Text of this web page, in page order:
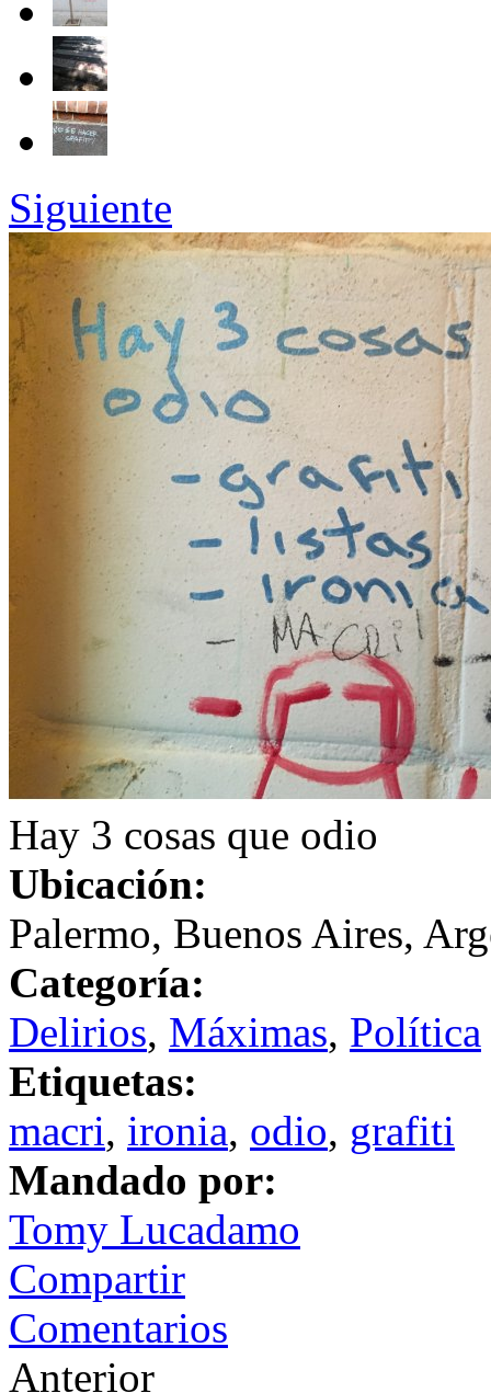
Siguiente
Hay 3 cosas que odio
Ubicación:
Palermo, Buenos Aires,
Categoría:
Delirios, Máximas, Política
Etiquetas:
macri, ironia, odio, grafiti
Mandado por:
Tomy Lucadamo
Compartir
Comentarios
Anterior